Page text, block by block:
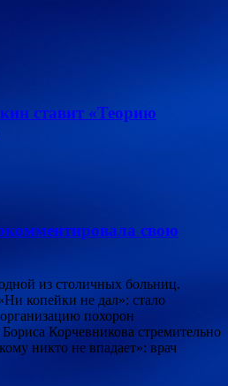
ставит «Теорию
свою
из столичных больниц.
копейки не дал»: стало
организацию похорон
Корчевникова стремительно
никто не впадает»: врач